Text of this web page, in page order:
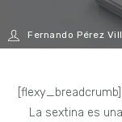
Fernando Pérez
[flexy_breadcrumb]
La sextina es